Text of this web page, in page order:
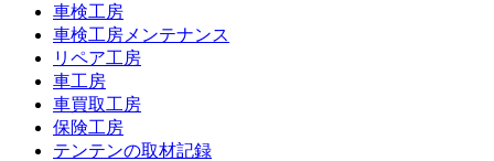
車検工房
車検工房メンテナンス
リペア工房
車工房
車買取工房
保険工房
テンテンの取材記録